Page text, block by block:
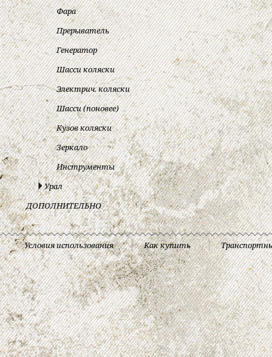
Фара
Прерыватель
Генератор
Шасси коляски
Электрич. коляски
Шасси (поновее)
Кузов коляски
Зеркало
Инструменты
Урал
ДОПОЛНИТЕЛЬНО
Условия использования Как купить